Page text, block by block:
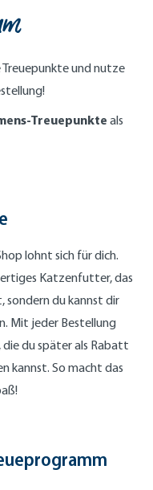
und nutze
Treuepunkte als
lohnt sich für dich.
Katzenfutter, das
du kannst dir
Mit jeder Bestellung
du später als Rabatt
kannst. So macht das